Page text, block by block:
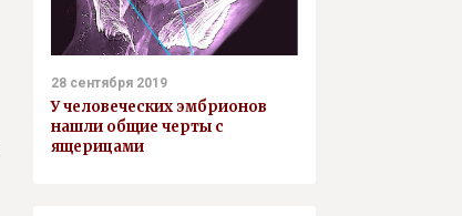
28 сентября 2019
У человеческих эмбрионов
нашли общие черты с
ящерицами